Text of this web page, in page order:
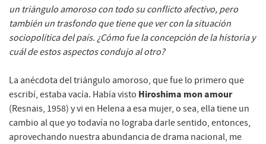
un triángulo amoroso con todo su conflicto afectivo, pero
también un trasfondo que tiene que ver con la situación
sociopolítica del país. ¿Cómo fue la concepción de la historia y
cuál de estos aspectos condujo al otro?
La anécdota del triángulo amoroso, que fue lo primero que
escribí, estaba vacía. Había visto Hiroshima mon amour
(Resnais, 1958) y vi en Helena a esa mujer, o sea, ella tiene un
cambio al que yo todavía no lograba darle sentido, entonces,
aprovechando nuestra abundancia de drama nacional, me